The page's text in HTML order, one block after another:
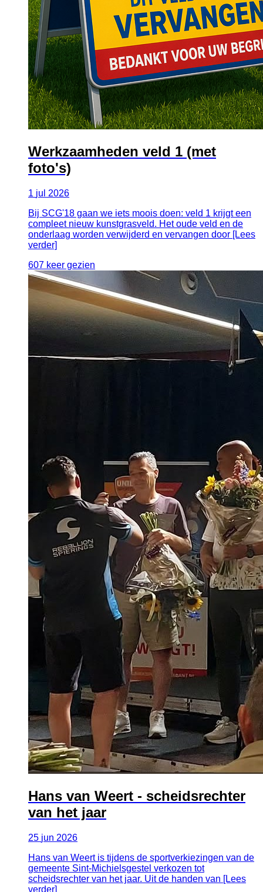
Werkzaamheden veld 1 (met
foto's)
1 jul 2026
Bij SCG'18 gaan we iets moois doen: veld 1 krijgt een
compleet nieuw kunstgrasveld. Het oude veld en de
onderlaag worden verwijderd en vervangen door [Lees
verder]
607 keer gezien
Hans van Weert - scheidsrechter
van het jaar
25 jun 2026
Hans van Weert is tijdens de sportverkiezingen van de
gemeente Sint-Michielsgestel verkozen tot
scheidsrechter van het jaar. Uit de handen van [Lees
verder]